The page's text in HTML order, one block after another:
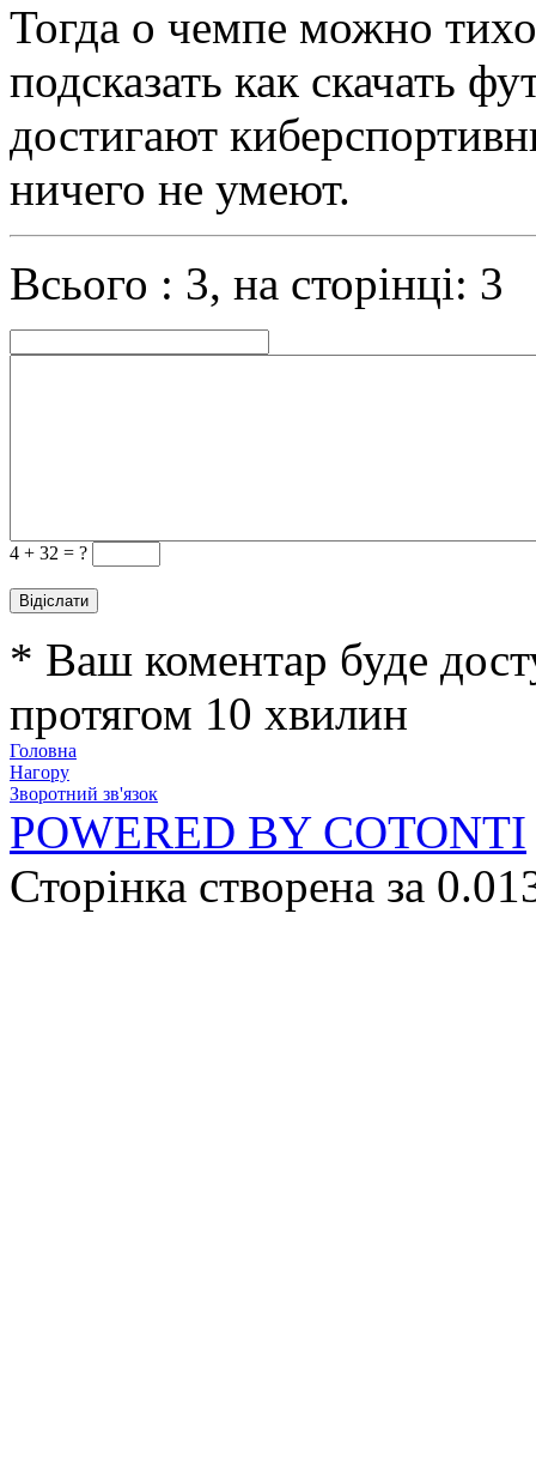
Тогда о чемпе можно
подсказать как скачать
достигают
ничего не умеют.
Всього : 3, на сторінці: 3
4 + 32 = ?
* Ваш коментар буде
протягом 10 хвилин
Головна
Нагору
Зворотний зв'язок
POWERED BY COTONTI
Сторінка створена за